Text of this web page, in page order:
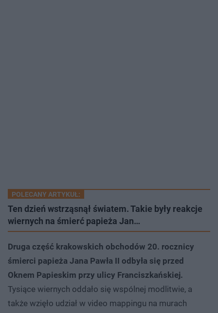
POLECANY ARTYKUŁ:
Ten dzień wstrząsnął światem. Takie były reakcje
wiernych na śmierć papieża Jan…
Druga część krakowskich obchodów 20. rocznicy
śmierci papieża Jana Pawła II odbyła się przed
Oknem Papieskim przy ulicy Franciszkańskiej.
Tysiące wiernych oddało się wspólnej modlitwie, a
także wzięło udział w video mappingu na murach